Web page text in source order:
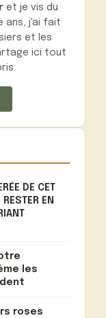
et je vis du
ans, j'ai fait
et les
ici tout
DE CET
RESTER EN
les
roses